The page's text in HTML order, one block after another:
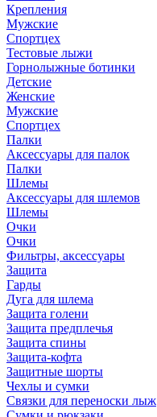
Крепления
Мужские
Спортцех
Тестовые лыжи
Горнолыжные ботинки
Детские
Женские
Мужские
Спортцех
Палки
Аксессуары для палок
Палки
Шлемы
Аксессуары для шлемов
Шлемы
Очки
Очки
Фильтры, аксессуары
Защита
Гарды
Дуга для шлема
Защита голени
Защита предплечья
Защита спины
Защита-кофта
Защитные шорты
Чехлы и сумки
Связки для переноски лыж